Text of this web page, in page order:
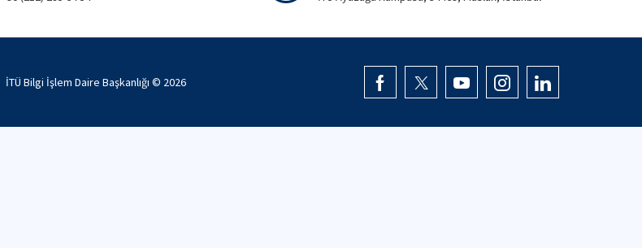
İTÜ Bilgi İşlem Daire Başkanlığı © 2026